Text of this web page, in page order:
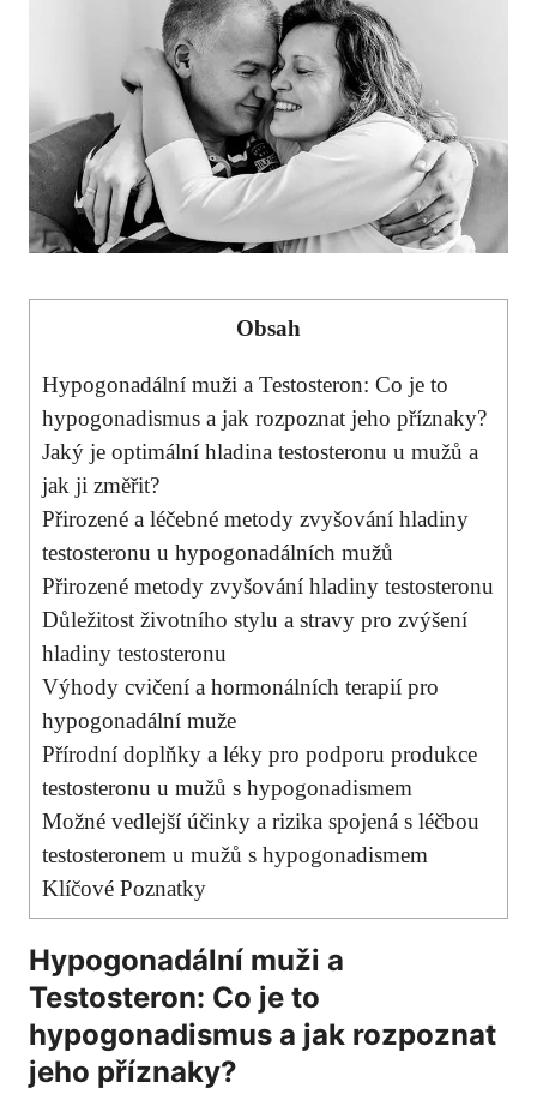
Obsah
Hypogonadální muži a Testosteron: Co je to
hypogonadismus a jak rozpoznat jeho příznaky?
Jaký je optimální hladina testosteronu u mužů a
jak ji změřit?
Přirozené a léčebné metody zvyšování hladiny
testosteronu u hypogonadálních mužů
Přirozené metody zvyšování hladiny testosteronu
Důležitost životního stylu a stravy pro zvýšení
hladiny testosteronu
Výhody cvičení a hormonálních terapií pro
hypogonadální muže
Přírodní doplňky a léky pro podporu produkce
testosteronu u mužů s hypogonadismem
Možné vedlejší účinky a rizika spojená s léčbou
testosteronem u mužů s hypogonadismem
Klíčové Poznatky
Hypogonadální muži a
Testosteron: Co je to
hypogonadismus a jak rozpoznat
jeho příznaky?